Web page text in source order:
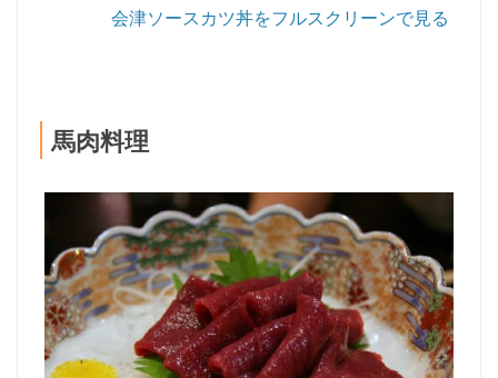
会津ソースカツ丼をフルスクリーンで見る
馬肉料理